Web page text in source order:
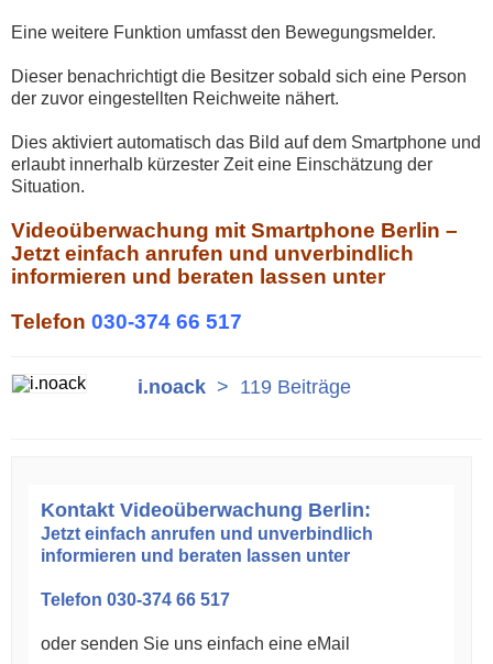
Eine weitere Funktion umfasst den Bewegungsmelder.
Dieser benachrichtigt die Besitzer sobald sich eine Person
der zuvor eingestellten Reichweite nähert.
Dies aktiviert automatisch das Bild auf dem Smartphone und
erlaubt innerhalb kürzester Zeit eine Einschätzung der
Situation.
Videoüberwachung mit Smartphone Berlin –
Jetzt einfach anrufen und unverbindlich
informieren und beraten lassen unter
Telefon 030-374 66 517
i.noack > 119 Beiträge
Kontakt Videoüberwachung Berlin:
Jetzt einfach anrufen und unverbindlich
informieren und beraten lassen unter
Telefon 030-374 66 517
oder senden Sie uns einfach eine eMail